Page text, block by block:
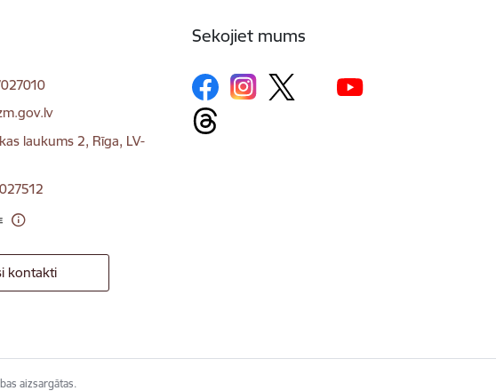
laukums 2, Rīga, LV-
kontakti
Sekojiet mums
aizsargātas.